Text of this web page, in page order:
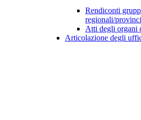
Rendiconti
regionali/
Atti degli organi
Articolazione degli